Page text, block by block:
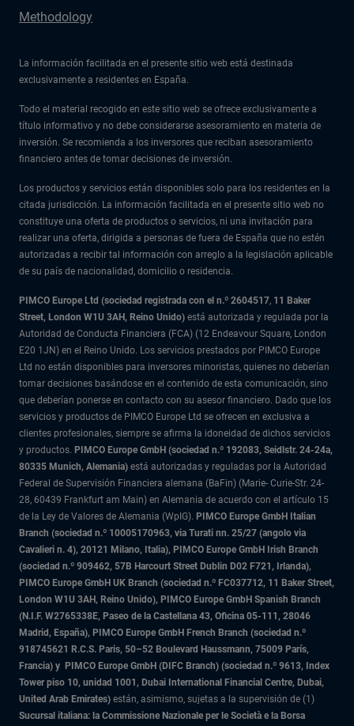
Methodology
La información facilitada en el presente sitio web está destinada
exclusivamente a residentes en España.
Todo el material recogido en este sitio web se ofrece exclusivamente a
título informativo y no debe considerarse asesoramiento en materia de
inversión. Se recomienda a los inversores que reciban asesoramiento
financiero antes de tomar decisiones de inversión.
Los productos y servicios están disponibles solo para los residentes en la
citada jurisdicción. La información facilitada en el presente sitio web no
constituye una oferta de productos o servicios, ni una invitación para
realizar una oferta, dirigida a personas de fuera de España que no estén
autorizadas a recibir tal información con arreglo a la legislación aplicable
de su país de nacionalidad, domicilio o residencia.
PIMCO Europe Ltd (sociedad registrada con el n.º 2604517, 11 Baker
Street, London W1U 3AH, Reino Unido) está autorizada y regulada por la
Autoridad de Conducta Financiera (FCA) (12 Endeavour Square, London
E20 1JN) en el Reino Unido. Los servicios prestados por PIMCO Europe
Ltd no están disponibles para inversores minoristas, quienes no deberían
tomar decisiones basándose en el contenido de esta comunicación, sino
que deberían ponerse en contacto con su asesor financiero. Dado que los
servicios y productos de PIMCO Europe Ltd se ofrecen en exclusiva a
clientes profesionales, siempre se afirma la idoneidad de dichos servicios
y productos. PIMCO Europe GmbH (sociedad n.º 192083, Seidlstr. 24-24a,
80335 Munich, Alemania) está autorizadas y reguladas por la Autoridad
Federal de Supervisión Financiera alemana (BaFin) (Marie- Curie-Str. 24-
28, 60439 Frankfurt am Main) en Alemania de acuerdo con el artículo 15
de la Ley de Valores de Alemania (WpIG). PIMCO Europe GmbH Italian
Branch (sociedad n.º 10005170963, via Turati nn. 25/27 (angolo via
Cavalieri n. 4), 20121 Milano, Italia), PIMCO Europe GmbH Irish Branch
(sociedad n.º 909462, 57B Harcourt Street Dublin D02 F721, Irlanda),
PIMCO Europe GmbH UK Branch (sociedad n.º FC037712, 11 Baker Street,
London W1U 3AH, Reino Unido), PIMCO Europe GmbH Spanish Branch
(N.I.F. W2765338E, Paseo de la Castellana 43, Oficina 05-111, 28046
Madrid, España), PIMCO Europe GmbH French Branch (sociedad n.º
918745621 R.C.S. Paris, 50–52 Boulevard Haussmann, 75009 París,
Francia) y PIMCO Europe GmbH (DIFC Branch) (sociedad n.º 9613, Index
Tower piso 10, unidad 1001, Dubai International Financial Centre, Dubai,
United Arab Emirates) están, asimismo, sujetas a la supervisión de (1)
Sucursal italiana: la Commissione Nazionale per le Società e la Borsa